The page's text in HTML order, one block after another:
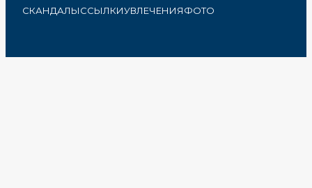
СКАНДАЛЫССЫЛКИУВЛЕЧЕНИЯФОТО